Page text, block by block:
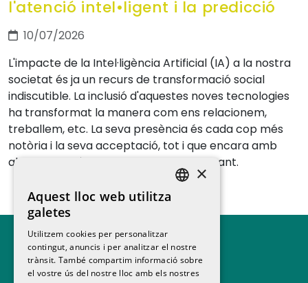
l'atenció intel•ligent i la predicció
10/07/2026
L'impacte de la Intel·ligència Artificial (IA) a la nostra
societat és ja un recurs de transformació social
indiscutible. La inclusió d'aquestes noves tecnologies
ha transformat la manera com ens relacionem,
treballem, etc. La seva presència és cada cop més
notòria i la seva acceptació, tot i que encara amb
algunes reticències, continua augmentant.
×
Aquest lloc web utilitza
galetes
Utilitzem cookies per personalitzar
contingut, anuncis i per analitzar el nostre
trànsit. També compartim informació sobre
el vostre ús del nostre lloc amb els nostres